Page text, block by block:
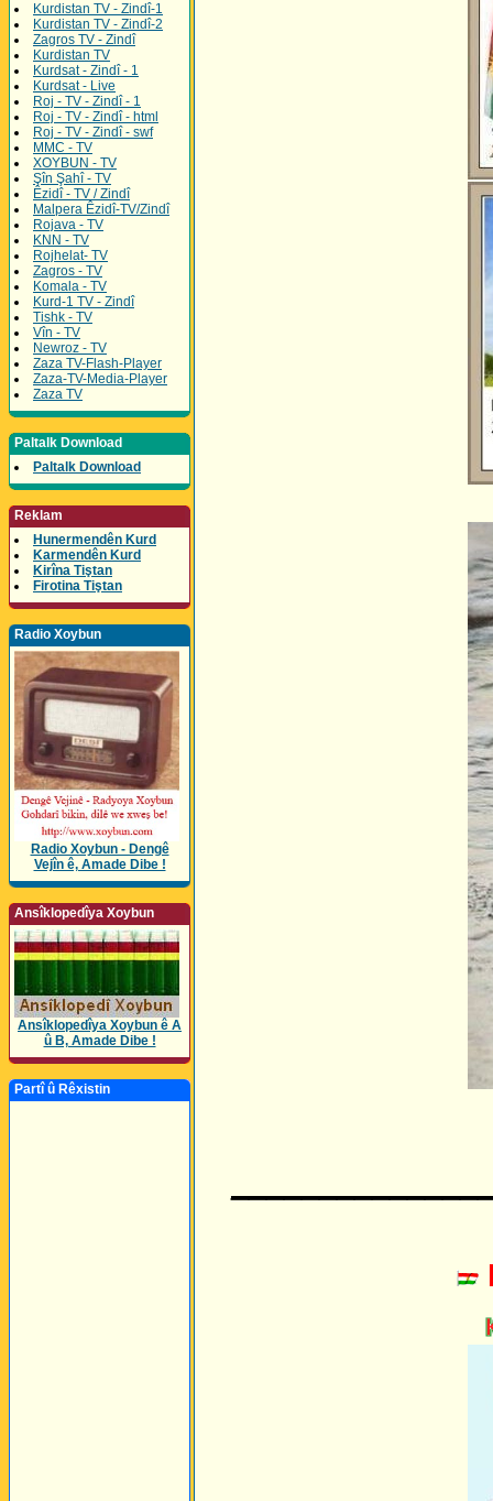
Kurdistan TV - Zindî-1
Kurdistan TV - Zindî-2
Zagros TV - Zindî
Kurdistan TV
Kurdsat - Zindî - 1
Kurdsat - Live
Roj - TV - Zindî - 1
Roj - TV - Zindî - html
Roj - TV - Zindî - swf
MMC - TV
XOYBUN - TV
Şîn Şahî - TV
Êzidî - TV / Zindî
Malpera Êzidî-TV/Zindî
Rojava - TV
KNN - TV
Rojhelat- TV
Zagros - TV
Komala - TV
Kurd-1 TV - Zindî
Tishk - TV
Vîn - TV
Newroz - TV
Zaza TV-Flash-Player
Zaza-TV-Media-Player
Zaza TV
Paltalk Download
Paltalk Download
Reklam
Hunermendên Kurd
Karmendên Kurd
Kirîna Tiştan
Firotina Tiştan
Radio Xoybun
Radio Xoybun - Dengê
Vejîn ê, Amade Dibe !
Ansîklopedîya Xoybun
Ansîklopedîya Xoybun ê A
û B, Amade Dibe !
Partî û Rêxistin